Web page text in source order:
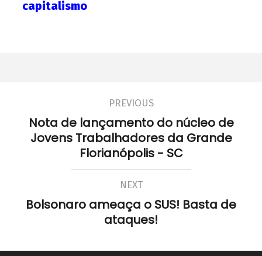
capitalismo
PREVIOUS
Nota de lançamento do núcleo de
Jovens Trabalhadores da Grande
Florianópolis - SC
NEXT
Bolsonaro ameaça o SUS! Basta de
ataques!